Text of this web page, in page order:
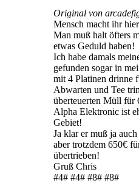
Original von
Mensch macht ihr
Man muß halt öfters
etwas Geduld haben!
Ich habe damals
gefunden sogar in
mit 4 Platinen drinne
Abwarten und Tee
überteuerten Müll für
Alpha Elektronic ist
Gebiet!
Ja klar er muß ja
aber trotzdem 650€
übertrieben!
Gruß Chris
#4# #4# #8# #8#